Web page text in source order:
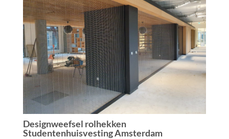
Designweefsel rolhekken
Studentenhuisvesting Amsterdam